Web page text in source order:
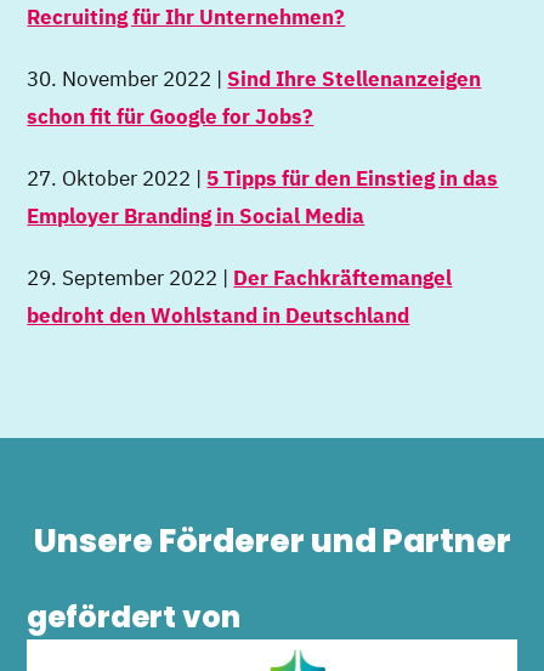
Recruiting für Ihr Unternehmen?
30. November 2022 |Sind Ihre Stellenanzeigen
schon fit für Google for Jobs?
27. Oktober 2022 | 5 Tipps für den Einstieg in das
Employer Branding in Social Media
29. September 2022 | Der Fachkräftemangel
bedroht den Wohlstand in Deutschland
Unsere Förderer und Partner
gefördert von